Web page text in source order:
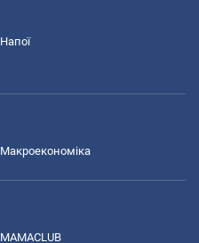
Напої
Макроекономіка
MAMACLUB